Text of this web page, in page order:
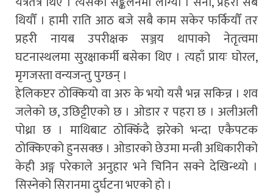
थियौँ । हामी राति आठ बजे सबै काम सकेर फर्कियौँ तर
प्रहरी नायब उपरीक्षक सञ्जय थापाको नेतृत्वमा
घटनास्थलमा सुरक्षाकर्मी बसेका थिए । त्यहाँ प्रायः घोरल,
मृगजस्ता वन्यजन्तु पुग्छन् ।
हेलिकप्टर ठोक्कियो वा अरु के भयो यसै भन्न सकिन्न । शव
जलेको छ, उछिट्टीएको छ । ओडार र पहरा छ । अलीअली
पोथ्रा छ । माथिबाट ठोक्किँदै झरेको भन्दा एकैपटक
ठोक्किएको हुनसक्छ । ओडारको छेउमा मन्त्री अधिकारीको
केही अङ्ग परेकाले अनुहार भने चिनिन सक्ने देखिन्थ्यो ।
सिस्नेको सिरानमा दुर्घटना भएको हो ।